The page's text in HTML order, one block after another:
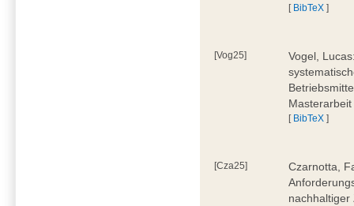
[ BibTeX ]
[Vog25]
Vogel,
[ BibTeX ]
[Cza25]
Czarnotta,
nachhaltiger